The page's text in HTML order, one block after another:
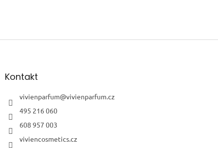
Z
aKontakt
vivienparfum@vivienparfum.cz
495 216 060
608 957 003
viviencosmetics.cz